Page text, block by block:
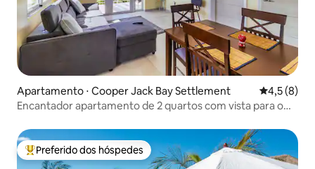
Apartamento ⋅ Cooper Jack Bay Settlement 4,5 de
4,5 (8)
Encantador apartamento de 2 quartos com vista para o
Entre os melhores preferidos dos hóspedes
Preferido dos hóspedes